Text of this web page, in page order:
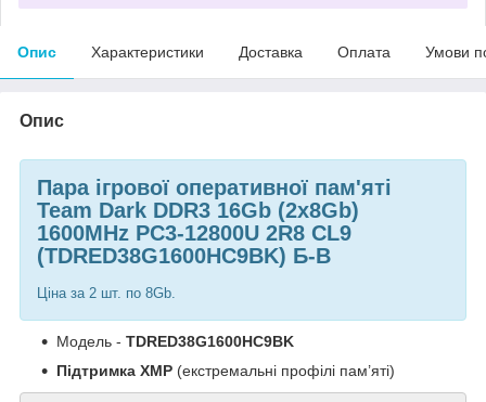
Опис Характеристики Доставка Оплата Умови
Опис
Пара ігрової оперативної пам'яті
Team Dark DDR3 16Gb (2x8Gb)
1600MHz PC3-12800U 2R8 CL9
(TDRED38G1600HC9BK) Б-В
Ціна за 2 шт. по 8Gb.
Модель - TDRED38G1600HC9BK
Підтримка XMP (екстремальні профілі пам’яті)